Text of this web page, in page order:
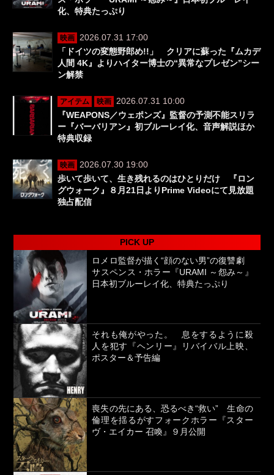
化、特典たっぷり
映画
2026.07.31 17:00
「ドイツの変態野郎め!!」 クリアに蘇った『ムカデ
人間 4K』よりハイター博士の“異常なプレゼン”シー
ン解禁
アイテム 映画
2026.07.31 10:00
『WEAPONS／ウェポンズ』監督の予測不能スリラ
ー『バーバリアン』初ブルーレイ化、音声解説ほか
特典収録
映画
2026.07.30 19:00
歩いて歩いて、生き残れるのはひとりだけ 『ロン
グウォーク』８月21日よりPrime Videoにて見放題
独占配信
PICK UP
ロメロ監督が描く“顔のない男”の復讐劇
サスペンス・ホラー『URAMI ～怨み～』
日本初ブルーレイ化、特典たっぷり
それも俺がやった。 息をするように殺
人を犯す『ヘンリー』リバイバル上映、
ポスター＆予告編
喪失の先にある、恐るべき“救い” 生命の
倫理を揺るがすフォークホラー『スター
ヴ・エイカー 召喚』９月公開